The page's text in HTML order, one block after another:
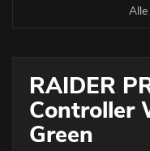
RAIDER
Controller
Green